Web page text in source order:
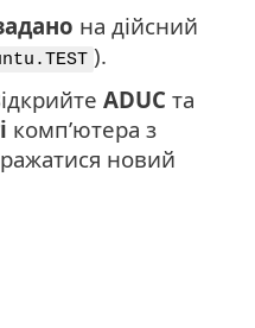
на дійсний
).
ADUC та
комп’ютера з
новий